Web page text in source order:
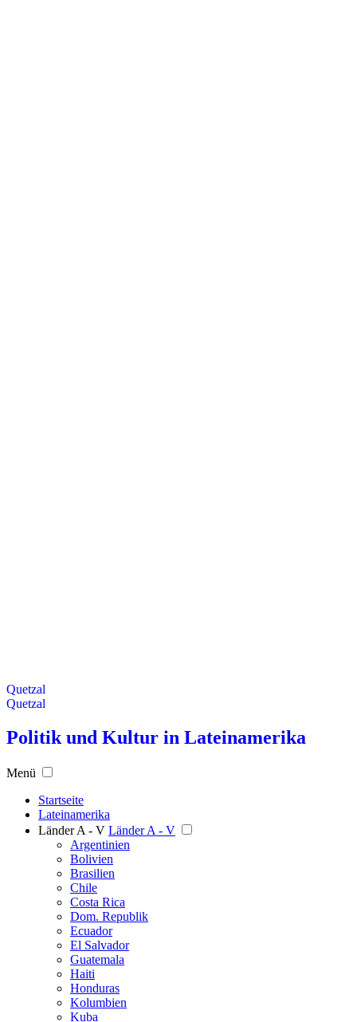
Quetzal
Quetzal
Politik und Kultur in Lateinamerika
Menü
Startseite
Lateinamerika
Länder A - V Länder A - V
Argentinien
Bolivien
Brasilien
Chile
Costa Rica
Dom. Republik
Ecuador
El Salvador
Guatemala
Haiti
Honduras
Kolumbien
Kuba